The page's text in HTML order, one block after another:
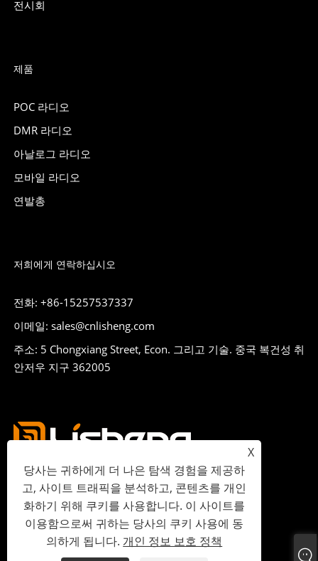
전시회
제품
POC 라디오
DMR 라디오
아날로그 라디오
모바일 라디오
연발총
저희에게 연락하십시오
전화: +86-15257537337
이메일: sales@cnlisheng.com
주소: 5 Chongxiang Street, Econ. 그리고 기술. 중국 복건성 취
안저우 지구 362005
저작권 © 2023 Lisheng Communications Co., Ltd. 판권 소유.
X
당사는 귀하에게 더 나은 탐색 경험을 제공하
고, 사이트 트래픽을 분석하고, 콘텐츠를 개인
화하기 위해 쿠키를 사용합니다. 이 사이트를
이용함으로써 귀하는 당사의 쿠키 사용에 동
의하게 됩니다. 개인 정보 보호 정책